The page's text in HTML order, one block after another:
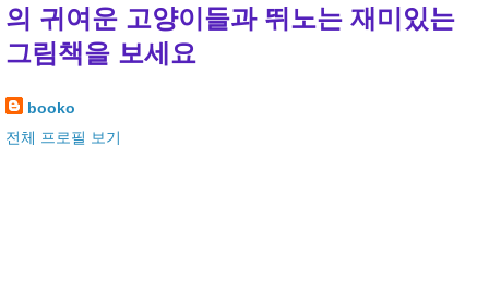
의 귀여운 고양이들과 뛰노는 재미있는
그림책을 보세요
booko
전체 프로필 보기